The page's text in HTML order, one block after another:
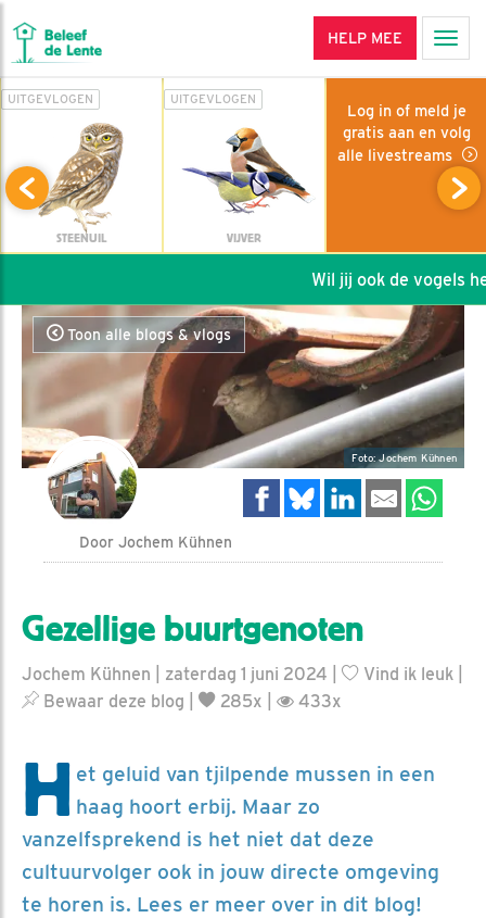
HELP MEE
UITGEVLOGEN
STEENUIL
UITGEVLOGEN
VIJVER
Log in of meld je
gratis aan en volg
alle livestreams
Wil jij ook de vogels
Toon alle blogs & vlogs
Foto: Jochem Kühnen
Door Jochem Kühnen
Gezellige buurtgenoten
Jochem Kühnen | zaterdag 1 juni 2024 | Vind ik leuk
Bewaar deze blog
285x | 433x
H et geluid van tjilpende mussen in een
haag hoort erbij. Maar zo
vanzelfsprekend is het niet dat deze
cultuurvolger ook in jouw directe omgeving
te horen is. Lees er meer over in dit blog!